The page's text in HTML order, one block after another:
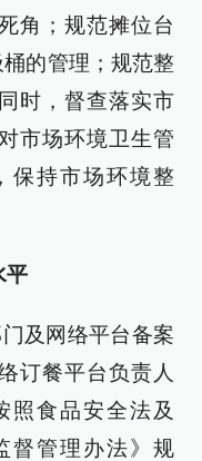
角；规范摊位台
的管理；规范整
时，督查落实市
市场环境卫生管
保持市场环境整
平
及网络平台备案
订餐平台负责人
照食品安全法及
督管理办法》规